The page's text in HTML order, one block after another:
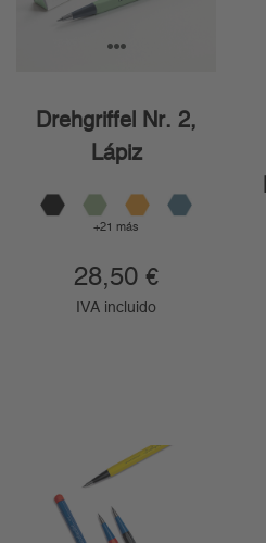
12
3
Drehgriffel Nr. 2,
Lápiz
+21 más
28,50€
IVA incluido